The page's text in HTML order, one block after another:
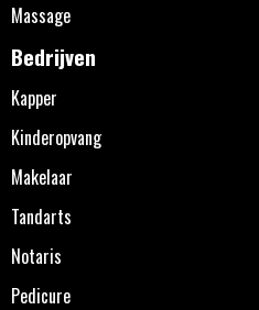
Massage
Bedrijven
Kapper
Kinderopvang
Makelaar
Tandarts
Notaris
Pedicure